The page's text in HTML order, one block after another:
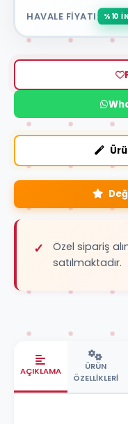
HAVALE FIYATI: %10
Özel sipariş
satılmaktadır.
AÇIKLAMA
ÜRÜN
ÖZELLİKLERİ